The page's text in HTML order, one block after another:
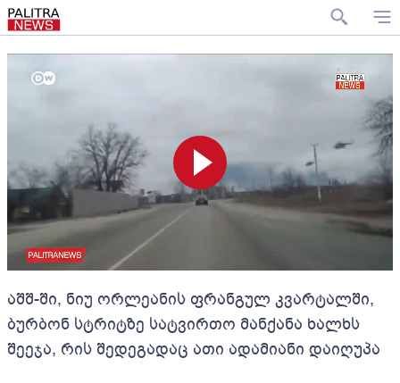
აშშ-ში, ნიუ ორლეანის ფრანგულ კვარტალში,
ბურბონ სტრიტზე სატვირთო მანქანა ხალხს
შეეჯა, რის შედეგადაც ათი ადამიანი დაიღუპა